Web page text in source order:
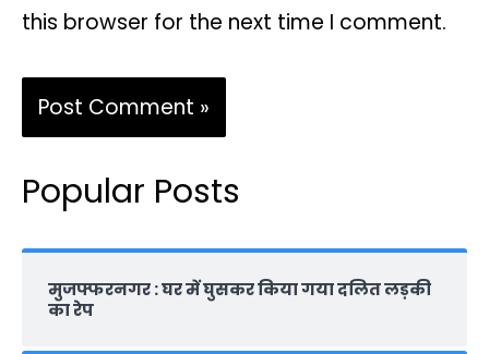
this browser for the next time I comment.
Popular Posts
मुजफ्फरनगर : घर में घुसकर किया गया दलित लड़की
का रेप